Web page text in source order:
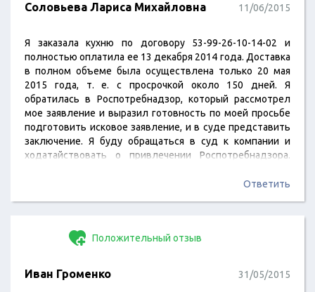
Соловьева Лариса Михайловна 11/06/2015
Я заказала кухню по договору 53-99-26-10-14-02 и
полностью оплатила ее 13 декабря 2014 года. Доставка
в полном объеме была осуществлена только 20 мая
2015 года, т. е. с просрочкой около 150 дней. Я
обратилась в Роспотребнадзор, который рассмотрел
мое заявление и выразил готовность по моей просьбе
подготовить исковое заявление, и в суде представить
заключение. Я буду обращаться в суд к компании и
ходатайствовать о привлечении Роспотребнадзора.
оставляю адрес своей почты: capushon@yandex.ru.
применяться положения закона о купле-продаже, а
Ответить
Положительный отзыв
Иван Громенко 31/05/2015